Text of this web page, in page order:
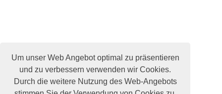
Um unser Web Angebot optimal zu präsentieren
und zu verbessern verwenden wir Cookies.
Durch die weitere Nutzung des Web-Angebots